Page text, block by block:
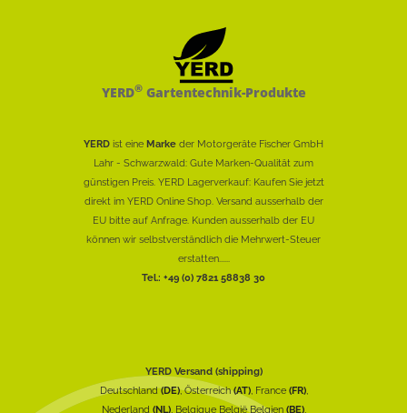
YERD®Gartentechnik-Produkte
YERD ist eine Marke der Motorgeräte Fischer GmbH
Lahr - Schwarzwald: Gute Marken-Qualität zum
günstigen Preis. YERD Lagerverkauf: Kaufen Sie jetzt
direkt im YERD Online Shop. Versand ausserhalb der
EU bitte auf Anfrage. Kunden ausserhalb der EU
können wir selbstverständlich die Mehrwert-Steuer
erstatten......
Tel.: +49 (0) 7821 58838 30
YERD Versand (shipping)
Deutschland(DE), Österreich(AT), France (FR),
Nederland (NL), Belgique België Belgien (BE),